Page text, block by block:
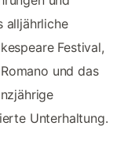
alljährliche
Festival,
und das
Unterhaltung.